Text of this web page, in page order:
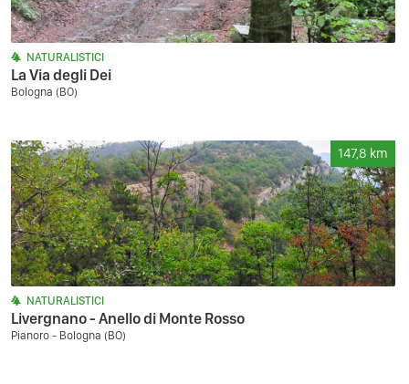
NATURALISTICI
La Via degli Dei
Bologna (BO)
147,8 km
NATURALISTICI
Livergnano - Anello di Monte Rosso
Pianoro - Bologna (BO)